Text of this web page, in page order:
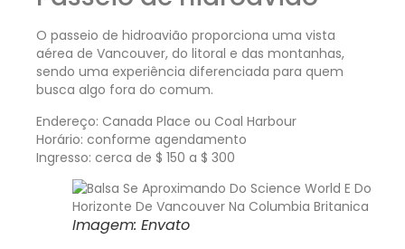
O passeio de hidroavião proporciona uma vista
aérea de Vancouver, do litoral e das montanhas,
sendo uma experiência diferenciada para quem
busca algo fora do comum.
Endereço: Canada Place ou Coal Harbour
Horário: conforme agendamento
Ingresso: cerca de $ 150 a $ 300
Imagem: Envato